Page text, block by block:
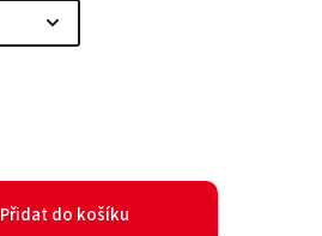
Přidat do košíku